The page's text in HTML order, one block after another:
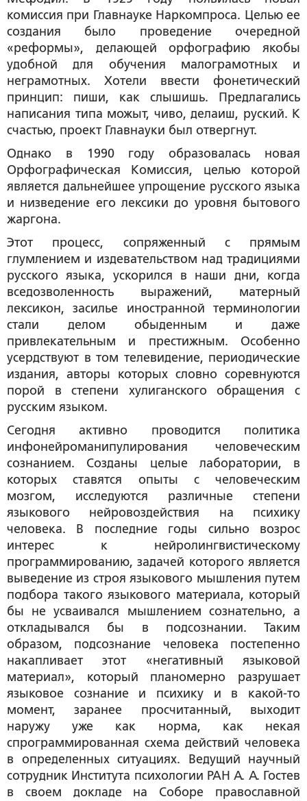
комиссия при Главнауке Наркомпроса. Целью ее
создания было проведение очередной
«реформы», делающей орфографию якобы
удобной для обучения малограмотных и
неграмотных. Хотели ввести фонетический
принцип: пиши, как слышишь. Предлагались
написания типа можыт, чиво, делаиш, руский. К
счастью, проект Главнауки был отвергнут.
Однако в 1990 году образовалась новая
Орфографическая Комиссия, целью которой
является дальнейшее упрощение русского языка
и низведение его лексики до уровня бытового
жаргона.
Этот процесс, сопряженный с прямым
глумлением и издевательством над традициями
русского языка, ускорился в наши дни, когда
вседозволенность выражений, матерный
лексикон, засилье иностранной терминологии
стали делом обыденным и даже
привлекательным и престижным. Особенно
усердствуют в том телевидение, периодические
издания, авторы которых словно соревнуются
порой в степени хулиганского обращения с
русским языком.
Сегодня активно проводится политика
инфонейроманипулирования человеческим
сознанием. Созданы целые лаборатории, в
которых ставятся опыты с человеческим
мозгом, исследуются различные степени
языкового нейровоздействия на психику
человека. В последние годы сильно возрос
интерес к нейролингвистическому
программированию, задачей которого является
выведение из строя языкового мышления путем
подбора такого языкового материала, который
бы не усваивался мышлением сознательно, а
откладывался бы в подсознании. Таким
образом, подсознание человека постепенно
накапливает этот «негативный языковой
материал», который планомерно разрушает
языковое сознание и психику и в какой-то
момент, заранее просчитанный, выходит
наружу уже как норма, как некая
спрограммированная схема действий человека
в определенных ситуациях. Ведущий научный
сотрудник Института психологии РАН А. А. Гостев
в своем докладе на Соборе православной